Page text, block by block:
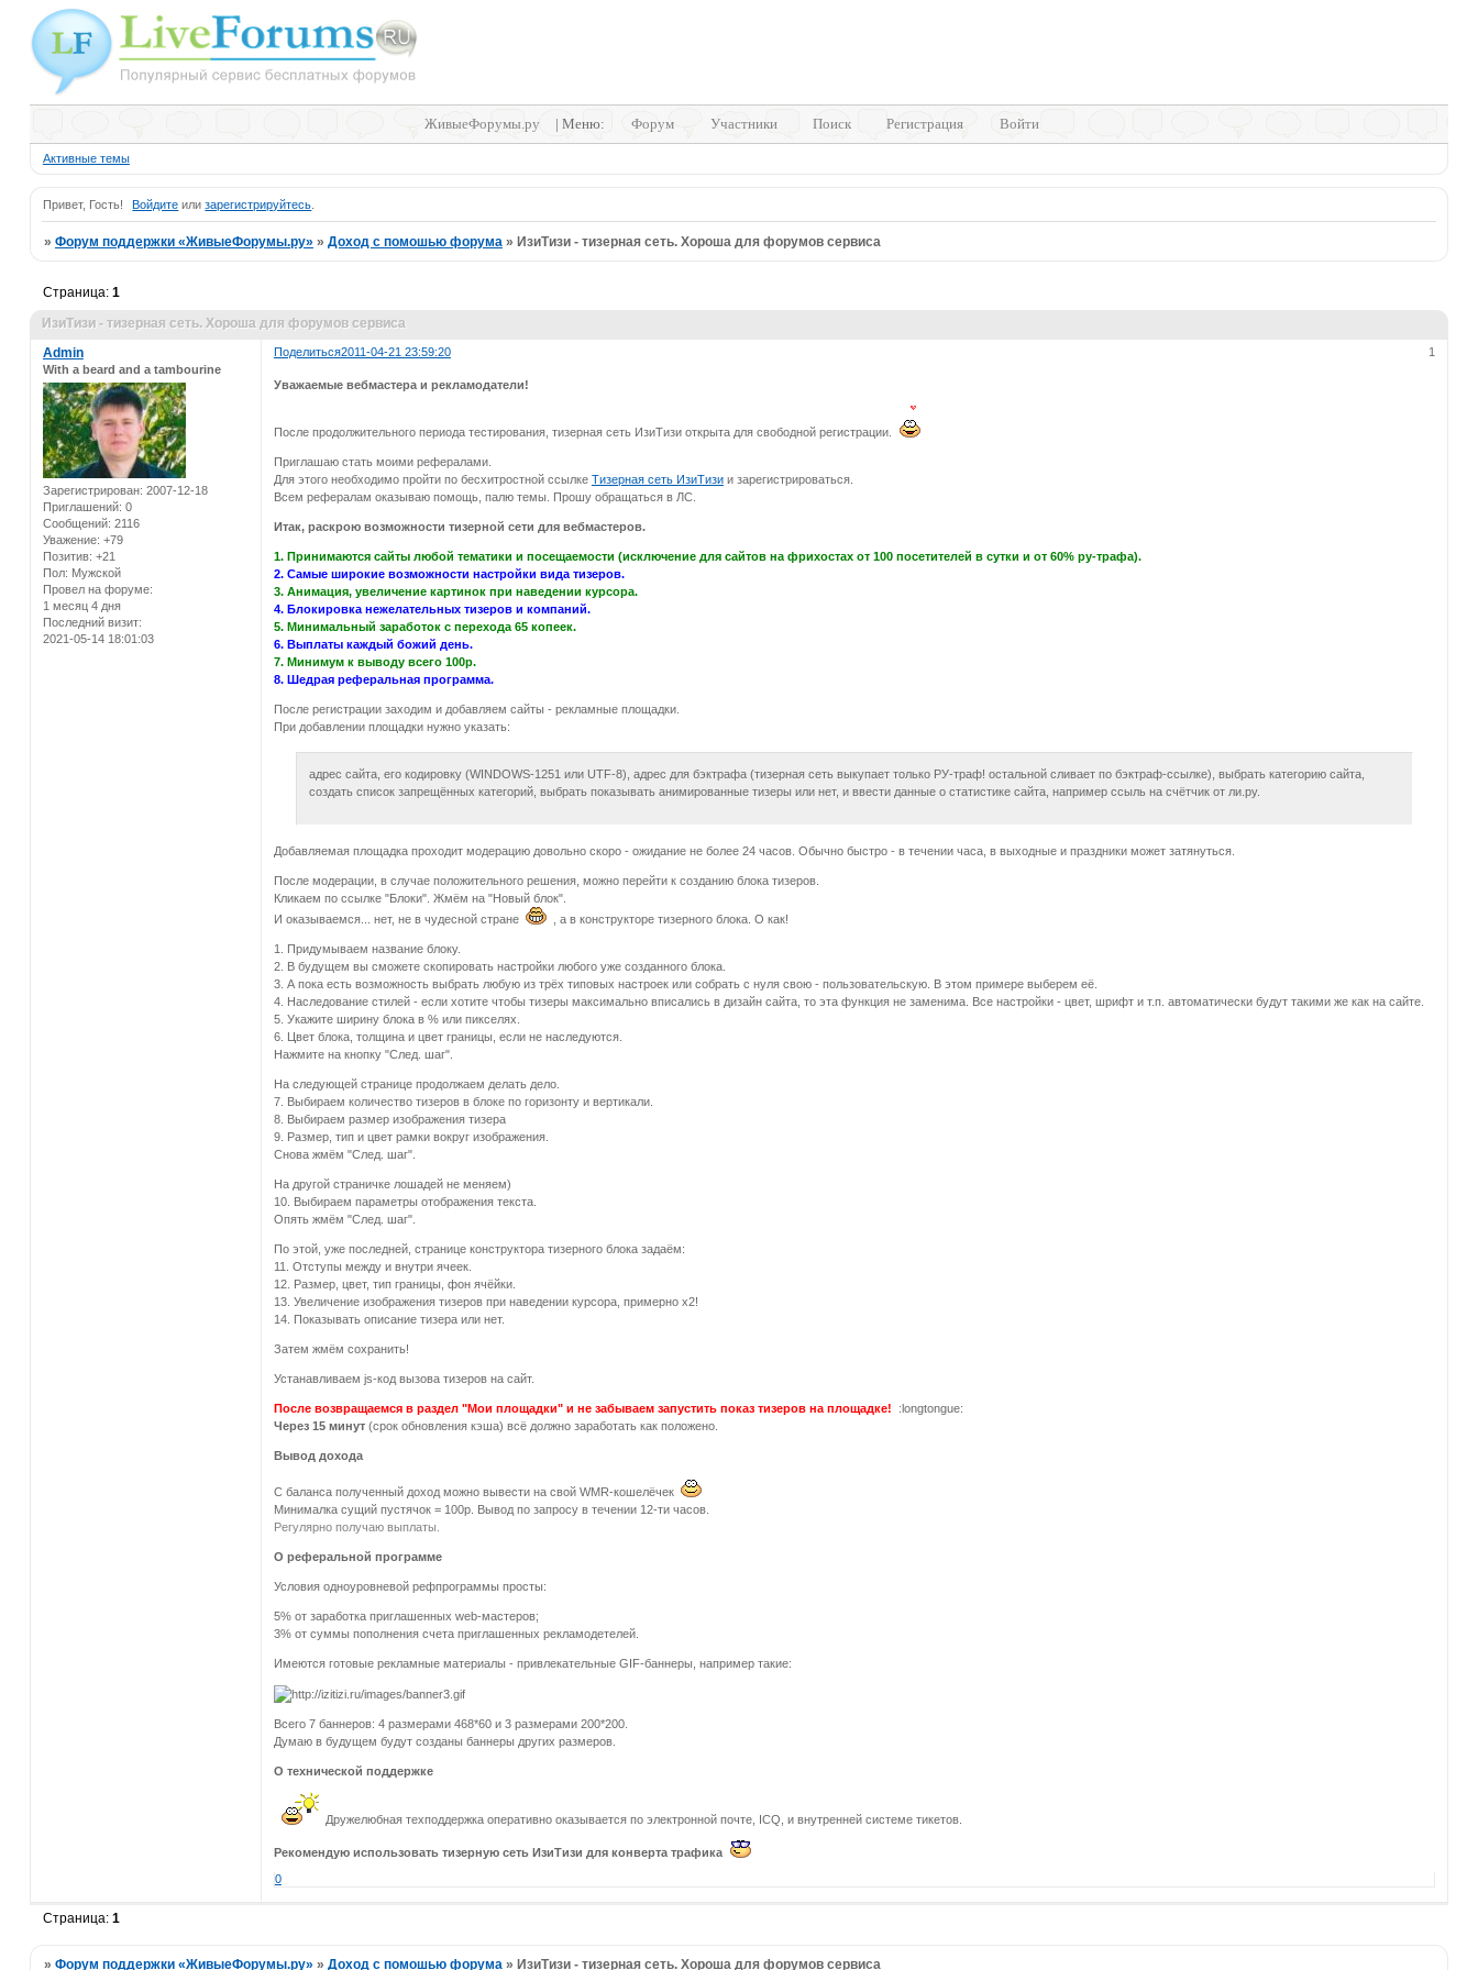
ЖивыеФорумы.ру | Меню: Форум Участники Поиск Регистрация Войти
Активные темы
Привет, Гость! Войдите илизарегистрируйтесь
» Форум поддержки «ЖивыеФорумы.ру» » Доход с помошью форума » ИзиТизи - тизерная сеть. Хороша для форумов сервиса
ИзиТизи - тизерная сеть. Хороша для форумов сервиса
Страница: 1
Поделиться 1
2011-04-21 23:59:20
Admin
With a beard and a tambourine
Зарегистрирован: 2007-12-18
Приглашений: 0
Сообщений: 2116
Уважение: +79
Позитив: +21
Пол: Мужской
Провел на форуме:
1 месяц 4 дня
Последний визит:
2021-05-14 18:01:03
Уважаемые вебмастера и рекламодатели!
После продолжительного периода тестирования, тизерная сеть ИзиТизи открыта для свободной регистрации.
Приглашаю стать моими рефералами.
Для этого необходимо пройти по бесхитростной ссылке Тизерная сеть ИзиТизии зарегистрироваться.
Всем рефералам оказываю помощь, палю темы. Прошу обращаться в ЛС.
Итак, раскрою возможности тизерной сети для вебмастеров.
1. Принимаются сайты любой тематики и посещаемости (исключение для сайтов на фрихостах от 100 посетителей в сутки и от 60% ру-трафа).
2. Самые широкие возможности настройки вида тизеров.
3. Анимация, увеличение картинок при наведении курсора.
4. Блокировка нежелательных тизеров и компаний.
5. Минимальный заработок с перехода 65 копеек.
6. Выплаты каждый божий день.
7. Минимум к выводу всего 100р.
8. Шедрая реферальная программа.
После регистрации заходим и добавляем сайты - рекламные площадки.
При добавлении площадки нужно указать:
адрес сайта, его кодировку (WINDOWS-1251 или UTF-8), адрес для бэктрафа (тизерная сеть выкупает только РУ-траф! остальной сливает по бэктраф-ссылке), выбрать категорию сайта,
создать список запрещённых категорий, выбрать показывать анимированные тизеры или нет, и ввести данные о статистике сайта, например ссыль на счётчик от ли.ру.
Добавляемая площадка проходит модерацию довольно скоро - ожидание не более 24 часов. Обычно быстро - в течении часа, в выходные и праздники может затянуться.
После модерации, в случае положительного решения, можно перейти к созданию блока тизеров.
Кликаем по ссылке "Блоки". Жмём на "Новый блок".
И оказываемся... нет, не в чудесной стране
, а в конструкторе тизерного блока. О как!
1. Придумываем название блоку.
2. В будущем вы сможете скопировать настройки любого уже созданного блока.
3. А пока есть возможность выбрать любую из трёх типовых настроек или собрать с нуля свою - пользовательскую. В этом примере выберем её.
4. Наследование стилей - если хотите чтобы тизеры максимально вписались в дизайн сайта, то эта функция не заменима. Все настройки - цвет, шрифт и т.п. автоматически будут такими же как на сайте.
5. Укажите ширину блока в % или пикселях.
6. Цвет блока, толщина и цвет границы, если не наследуются.
Нажмите на кнопку "След. шаг".
На следующей странице продолжаем делать дело.
7. Выбираем количество тизеров в блоке по горизонту и вертикали.
8. Выбираем размер изображения тизера
9. Размер, тип и цвет рамки вокруг изображения.
Снова жмём "След. шаг".
На другой страничке лошадей не меняем)
10. Выбираем параметры отображения текста.
Опять жмём "След. шаг".
По этой, уже последней, странице конструктора тизерного блока задаём:
11. Отступы между и внутри ячеек.
12. Размер, цвет, тип границы, фон ячёйки.
13. Увеличение изображения тизеров при наведении курсора, примерно х2!
14. Показывать описание тизера или нет.
Затем жмём сохранить!
Устанавливаем js-код вызова тизеров на сайт.
После возвращаемся в раздел "Мои площадки" и не забываем запустить показ тизеров на площадке! :longtongue:
Через 15 минут(срок обновления кэша) всё должно заработать как положено.
Вывод дохода
С баланса полученный доход можно вывести на свой WMR-кошелёчек
Минималка сущий пустячок = 100р. Вывод по запросу в течении 12-ти часов.
Регулярно получаю выплаты.
О реферальной программе
Условия одноуровневой рефпрограммы просты:
5% от заработка приглашенных web-мастеров;
3% от суммы пополнения счета приглашенных рекламодетелей.
Имеются готовые рекламные материалы - привлекательные GIF-баннеры, например такие:
Всего 7 баннеров: 4 размерами 468*60 и 3 размерами 200*200.
Думаю в будущем будут созданы баннеры других размеров.
О технической поддержке
Дружелюбная техподдержка оперативно оказывается по электронной почте, ICQ, и внутренней системе тикетов.
Рекомендую использовать тизерную сеть ИзиТизи для конверта трафика
0
Страница: 1
» Форум поддержки «ЖивыеФорумы.ру» » Доход с помошью форума » ИзиТизи - тизерная сеть. Хороша для форумов сервиса